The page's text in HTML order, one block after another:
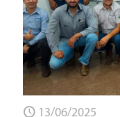
13/06/2025